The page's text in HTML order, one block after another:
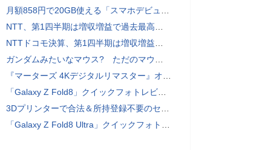
月額858円で20GB使える「スマホデビュープラン U15」ドコモが提供、ahamoも割引になる親子割も
NTT、第1四半期は増収増益で過去最高 IOWNや分散GPUの取り組みを説明
NTTドコモ決算、第1四半期は増収増益 通信収入に底打ちの兆し、金融・AIを強化
ガンダムみたいなマウス? ただのマウスとは違うのだよ1944通りの形状に変更できる驚異のマウス
『マーターズ 4Kデジタルリマスター』オールナイト上映、鬼畜な併映作品が決定 全部観たら“生還証”をプレゼント［ホラー通信］
「Galaxy Z Fold8」クイックフォトレビュー
3Dプリンターで合法＆所持登録不要のセミオートマチック銃を自作、発砲試験にも成功した猛者が登場
「Galaxy Z Fold8 Ultra」クイックフォトレビュー